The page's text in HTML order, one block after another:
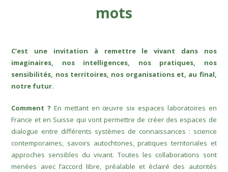
mots
C’est une invitation à remettre le vivant dans nos
imaginaires, nos intelligences, nos pratiques, nos
sensibilités, nos territoires, nos organisations et, au final,
notre futur.
Comment ? En mettant en œuvre six espaces laboratoires en
France et en Suisse qui vont permettre de créer des espaces de
dialogue entre différents systèmes de connaissances : science
contemporaines, savoirs autochtones, pratiques territoriales et
approches sensibles du vivant. Toutes les collaborations sont
menées avec l’accord libre, préalable et éclairé des autorités